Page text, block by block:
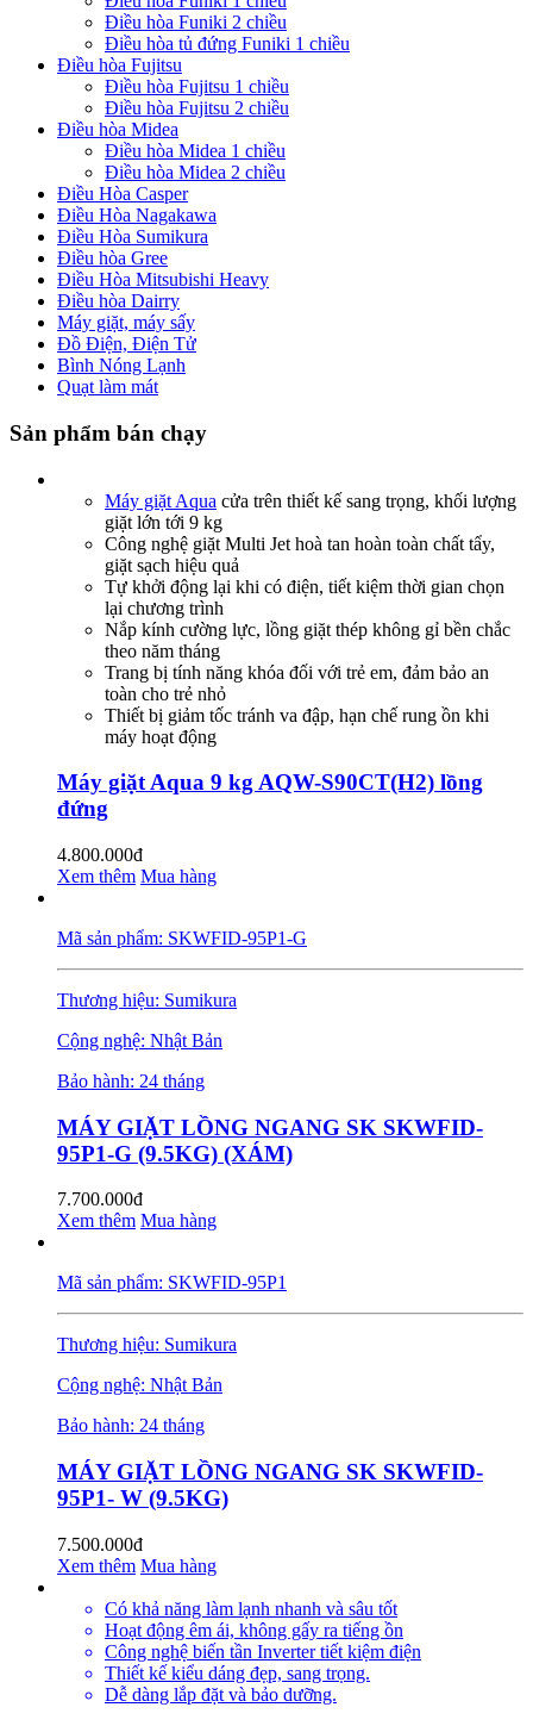
Điều hòa Funiki 2 chiều
Điều hòa tủ đứng Funiki 1 chiều
Điều hòa Fujitsu
Điều hòa Fujitsu 1 chiều
Điều hòa Fujitsu 2 chiều
Điều hòa Midea
Điều hòa Midea 1 chiều
Điều hòa Midea 2 chiều
Điều Hòa Casper
Điều Hòa Nagakawa
Điều Hòa Sumikura
Điều hòa Gree
Điều Hòa Mitsubishi Heavy
Điều hòa Dairry
Máy giặt, máy sấy
Đồ Điện, Điện Tử
Bình Nóng Lạnh
Quạt làm mát
Sản phẩm bán chạy
Máy giặt Aqua cửa trên thiết kế sang trọng, khối lượng
giặt lớn tới 9 kg
Công nghệ giặt Multi Jet hoà tan hoàn toàn chất tẩy,
giặt sạch hiệu quả
Tự khởi động lại khi có điện, tiết kiệm thời gian chọn
lại chương trình
Nắp kính cường lực, lồng giặt thép không gỉ bền chắc
theo năm tháng
Trang bị tính năng khóa đối với trẻ em, đảm bảo an
toàn cho trẻ nhỏ
Thiết bị giảm tốc tránh va đập, hạn chế rung ồn khi
máy hoạt động
Máy giặt Aqua 9 kg AQW-S90CT(H2) lồng
đứng
4.800.000đ
Xem thêm Mua hàng
Mã sản phẩm: SKWFID-95P1-G
Thương hiệu: Sumikura
Cộng nghệ: Nhật Bản
Bảo hành: 24 tháng
MÁY GIẶT LỒNG NGANG SK SKWFID-
95P1-G (9.5KG) (XÁM)
7.700.000đ
Xem thêm Mua hàng
Mã sản phẩm: SKWFID-95P1
Thương hiệu: Sumikura
Cộng nghệ: Nhật Bản
Bảo hành: 24 tháng
MÁY GIẶT LỒNG NGANG SK SKWFID-
95P1- W (9.5KG)
7.500.000đ
Xem thêm Mua hàng
Có khả năng làm lạnh nhanh và sâu tốt
Hoạt động êm ái, không gấy ra tiếng ồn
Công nghệ biến tần Inverter tiết kiệm điện
Thiết kế kiểu dáng đẹp, sang trọng.
Dễ dàng lắp đặt và bảo dưỡng.